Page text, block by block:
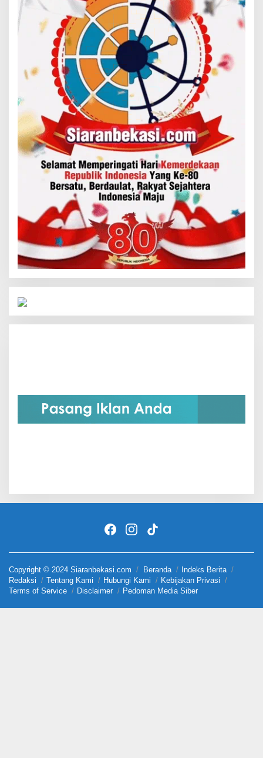
Copyright © 2024 Siaranbekasi.com Beranda
Indeks Berita
Redaksi
Tentang Kami Hubungi Kami
Kebijakan Privasi
Terms of Service
Disclaimer Pedoman Media Siber